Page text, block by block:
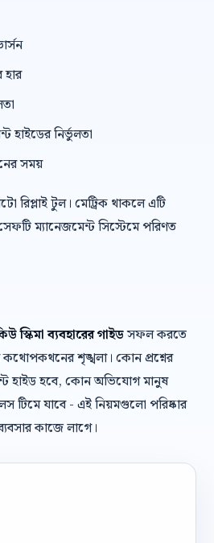
হার
হাইডের নির্ভুলতা
সময়
রিপ্লাই টুল। মেট্রিক থাকলে এটি
ম্যানেজমেন্ট সিস্টেমে পরিণত
স্কিমা ব্যবহারের গাইডসফল করতে
কথোপকথনের শৃঙ্খলা। কোন প্রশ্নের
হাইড হবে, কোন অভিযোগ মানুষ
টিমে যাবে - এই নিয়মগুলো পরিষ্কার
কাজে লাগে।